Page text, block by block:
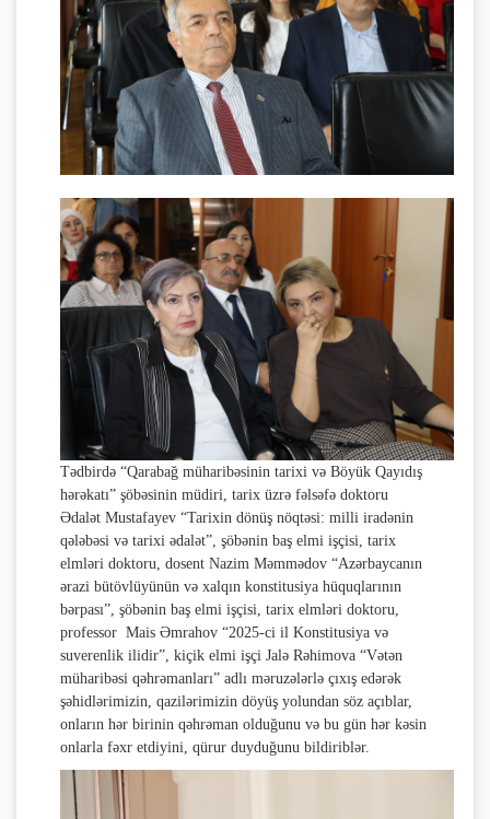
Tədbirdə “Qarabağ müharibəsinin tarixi və Böyük Qayıdış
hərəkatı” şöbəsinin müdiri, tarix üzrə fəlsəfə doktoru
Ədalət Mustafayev “Tarixin dönüş nöqtəsi: milli iradənin
qələbəsi və tarixi ədalət”, şöbənin baş elmi işçisi, tarix
elmləri doktoru, dosent Nazim Məmmədov “Azərbaycanın
ərazi bütövlüyünün və xalqın konstitusiya hüquqlarının
bərpası”, şöbənin baş elmi işçisi, tarix elmləri doktoru,
professor Mais Əmrahov “2025-ci il Konstitusiya və
suverenlik ilidir”, kiçik elmi işçi Jalə Rəhimova “Vətən
müharibəsi qəhrəmanları” adlı məruzələrlə çıxış edərək
şəhidlərimizin, qazilərimizin döyüş yolundan söz açıblar,
onların hər birinin qəhrəman olduğunu və bu gün hər kəsin
onlarla fəxr etdiyini, qürur duyduğunu bildiriblər.